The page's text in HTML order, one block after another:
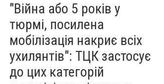
"Війна або 5 років у
тюрмі, посилена
мобілізація накриє всіх
ухилянтів": ТЦК застосує
до цих категорій